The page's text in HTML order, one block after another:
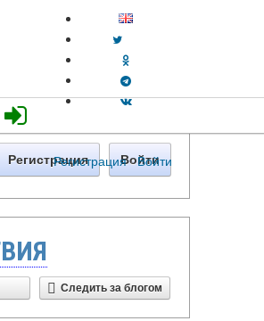
Регистрация · Войти
Регистрация Войти
Следить за блогом